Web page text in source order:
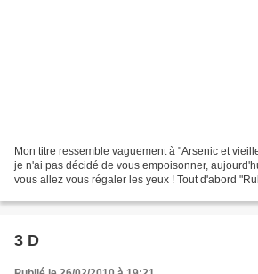
Mon titre ressemble vaguement à "Arsenic et
je n'ai pas décidé de vous empoisonner,
vous allez vous régaler les yeux ! Tout d'abord
3 D